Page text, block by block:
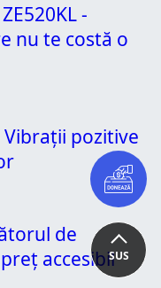
SUS
-
nu te costă o
Vibrații pozitive
de
accesibil